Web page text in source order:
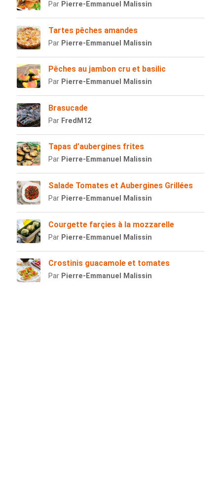
Par Pierre-Emmanuel Malissin
Tartes pêches amandes
Par Pierre-Emmanuel Malissin
Pêches au jambon cru et basilic
Par Pierre-Emmanuel Malissin
Brasucade
Par FredM12
Tapas d’aubergines frites
Par Pierre-Emmanuel Malissin
Salade Tomates et Aubergines Grillées
Par Pierre-Emmanuel Malissin
Courgette farçies à la mozzarelle
Par Pierre-Emmanuel Malissin
Crostinis guacamole et tomates
Par Pierre-Emmanuel Malissin